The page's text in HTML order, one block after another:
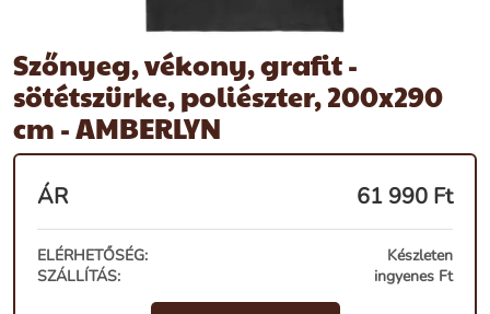
Szőnyeg, vékony, grafit -
sötétszürke, poliészter, 200x290
cm - AMBERLYN
ÁR 61 990 Ft
ELÉRHETŐSÉG:
Készleten
SZÁLLÍTÁS:
ingyenes Ft